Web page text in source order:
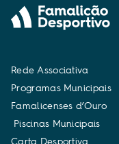
Rede Associativa
Programas Municipais
Famalicenses d’Ouro
Piscinas Municipais
Carta Desportiva